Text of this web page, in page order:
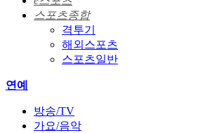
스포츠종합
격투기
해외스포츠
스포츠일반
연예
방송/TV
가요/음악